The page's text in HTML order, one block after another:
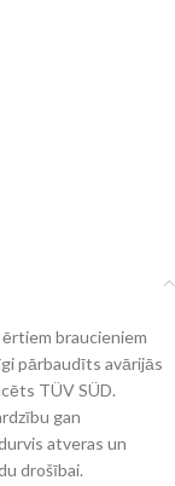
braucieniem
pārbaudīts avārijās
TÜV SÜD.
gan
atveras un
drošībai.